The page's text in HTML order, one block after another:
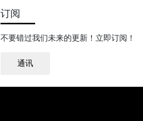
订阅
不要错过我们未来的更新！立即订阅！
通讯